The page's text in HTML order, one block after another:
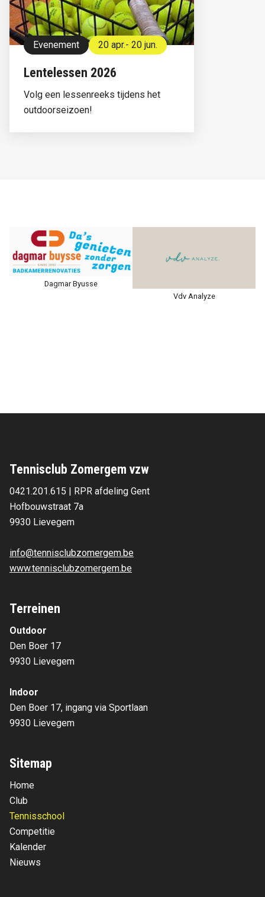
Evenement 20 apr.- 20 jun.
Lentelessen 2026
Volg een lessenreeks tijdens het
outdoorseizoen!
Dagmar Byusse
Vdv Analyze
Tennisclub Zomergem vzw
0421.201.615 | RPR afdeling Gent
Hofbouwstraat 7a
9930 Lievegem
info@tennisclubzomergem.be
www.tennisclubzomergem.be
Terreinen
Outdoor
Den Boer 17
9930 Lievegem
Indoor
Den Boer 17, ingang via Sportlaan
9930 Lievegem
Sitemap
Home
Club
Tennisschool
Competitie
Kalender
Nieuws